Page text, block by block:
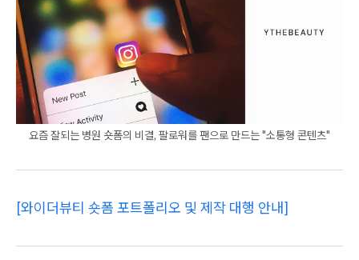
요즘 잘되는 병원 숏폼의 비결, 팔로워를 팬으로 만드는 "소통형 콘텐츠"
[와이더뷰티 숏폼 포트폴리오 및 제작 대행 안내]